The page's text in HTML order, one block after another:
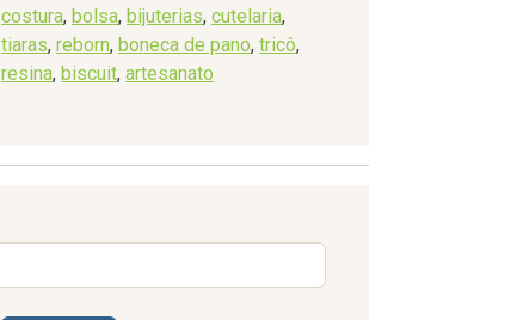
costura, bolsa, bijuterias, cutelaria,
tiaras, reborn, boneca de pano, tricô,
resina, biscuit, artesanato